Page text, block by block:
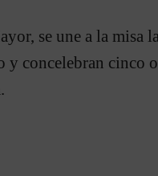
se une a la misa
y concelebran cinco